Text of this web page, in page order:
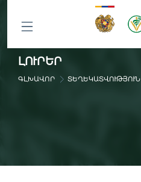
ԲՈԼՈՐ
ԲԱԺԻՆՆԵՐԸ
ԼՈՒՐԵՐ
ԳԼԽԱՎՈՐ ՏԵՂԵԿԱՏՎՈՒԹՅՈՒՆ